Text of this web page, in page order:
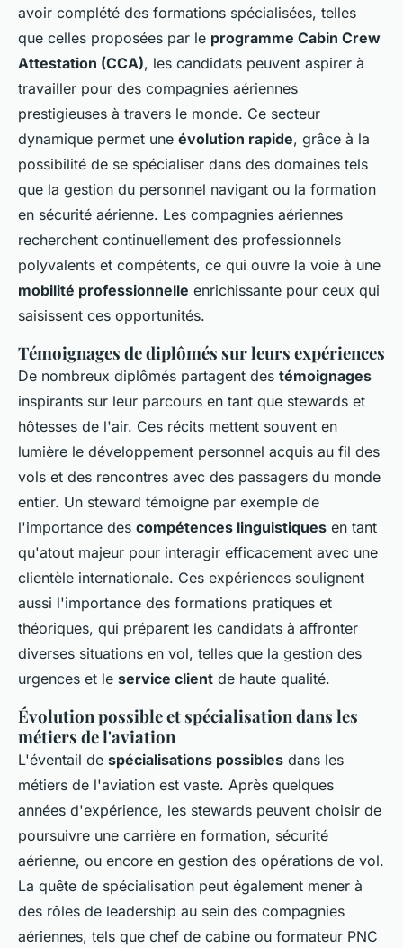
avoir complété des formations spécialisées, telles
que celles proposées par le programme Cabin Crew
Attestation (CCA), les candidats peuvent aspirer à
travailler pour des compagnies aériennes
prestigieuses à travers le monde. Ce secteur
dynamique permet une évolution rapide, grâce à la
possibilité de se spécialiser dans des domaines tels
que la gestion du personnel navigant ou la formation
en sécurité aérienne. Les compagnies aériennes
recherchent continuellement des professionnels
polyvalents et compétents, ce qui ouvre la voie à une
mobilité professionnelle enrichissante pour ceux qui
saisissent ces opportunités.
Témoignages de diplômés sur leurs expériences
De nombreux diplômés partagent des témoignages
inspirants sur leur parcours en tant que stewards et
hôtesses de l'air. Ces récits mettent souvent en
lumière le développement personnel acquis au fil des
vols et des rencontres avec des passagers du monde
entier. Un steward témoigne par exemple de
l'importance des compétences linguistiques en tant
qu'atout majeur pour interagir efficacement avec une
clientèle internationale. Ces expériences soulignent
aussi l'importance des formations pratiques et
théoriques, qui préparent les candidats à affronter
diverses situations en vol, telles que la gestion des
urgences et le service client de haute qualité.
Évolution possible et spécialisation dans les
métiers de l'aviation
L'éventail de spécialisations possibles dans les
métiers de l'aviation est vaste. Après quelques
années d'expérience, les stewards peuvent choisir de
poursuivre une carrière en formation, sécurité
aérienne, ou encore en gestion des opérations de vol.
La quête de spécialisation peut également mener à
des rôles de leadership au sein des compagnies
aériennes, tels que chef de cabine ou formateur PNC